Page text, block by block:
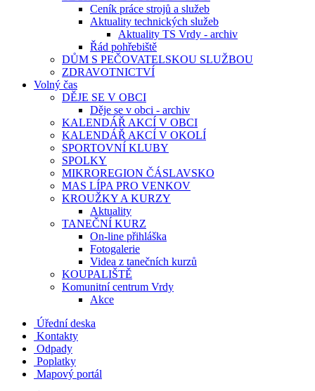
Ceník práce strojů a služeb
Aktuality technických služeb
Aktuality TS Vrdy - archiv
Řád pohřebiště
DŮM S PEČOVATELSKOU SLUŽBOU
ZDRAVOTNICTVÍ
Volný čas
DĚJE SE V OBCI
Děje se v obci - archiv
KALENDÁŘ AKCÍ V OBCI
KALENDÁŘ AKCÍ V OKOLÍ
SPORTOVNÍ KLUBY
SPOLKY
MIKROREGION ČÁSLAVSKO
MAS LÍPA PRO VENKOV
KROUŽKY A KURZY
Aktuality
TANEČNÍ KURZ
On-line přihláška
Fotogalerie
Videa z tanečních kurzů
KOUPALIŠTĚ
Komunitní centrum Vrdy
Akce
Úřední deska
Kontakty
Odpady
Poplatky
Mapový portál